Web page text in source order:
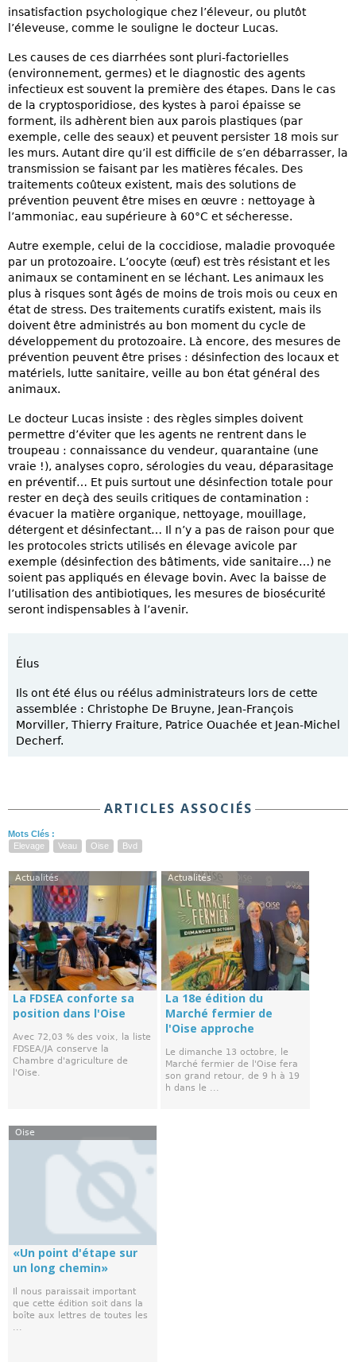
insatisfaction psychologique chez l’éleveur, ou plutôt
l’éleveuse, comme le souligne le docteur Lucas.
Les causes de ces diarrhées sont pluri-factorielles
(environnement, germes) et le diagnostic des agents
infectieux est souvent la première des étapes. Dans le cas
de la cryptosporidiose, des kystes à paroi épaisse se
forment, ils adhèrent bien aux parois plastiques (par
exemple, celle des seaux) et peuvent persister 18 mois sur
les murs. Autant dire qu’il est difficile de s’en débarrasser, la
transmission se faisant par les matières fécales. Des
traitements coûteux existent, mais des solutions de
prévention peuvent être mises en œuvre : nettoyage à
l’ammoniac, eau supérieure à 60°C et sécheresse.
Autre exemple, celui de la coccidiose, maladie provoquée
par un protozoaire. L’oocyte (œuf) est très résistant et les
animaux se contaminent en se léchant. Les animaux les
plus à risques sont âgés de moins de trois mois ou ceux en
état de stress. Des traitements curatifs existent, mais ils
doivent être administrés au bon moment du cycle de
développement du protozoaire. Là encore, des mesures de
prévention peuvent être prises : désinfection des locaux et
matériels, lutte sanitaire, veille au bon état général des
animaux.
Le docteur Lucas insiste : des règles simples doivent
permettre d’éviter que les agents ne rentrent dans le
troupeau : connaissance du vendeur, quarantaine (une
vraie !), analyses copro, sérologies du veau, déparasitage
en préventif… Et puis surtout une désinfection totale pour
rester en deçà des seuils critiques de contamination :
évacuer la matière organique, nettoyage, mouillage,
détergent et désinfectant… Il n’y a pas de raison pour que
les protocoles stricts utilisés en élevage avicole par
exemple (désinfection des bâtiments, vide sanitaire…) ne
soient pas appliqués en élevage bovin. Avec la baisse de
l’utilisation des antibiotiques, les mesures de biosécurité
seront indispensables à l’avenir.
Élus
Ils ont été élus ou réélus administrateurs lors de cette
assemblée : Christophe De Bruyne, Jean-François
Morviller, Thierry Fraiture, Patrice Ouachée et Jean-Michel
Decherf.
ARTICLES ASSOCIÉS
Mots Clés :
Elevage
Veau Oise Bvd
Actualités
La FDSEA conforte sa
position dans l'Oise
Avec 72,03 % des voix, la liste
FDSEA/JA conserve la
Chambre d'agriculture de
l'Oise.
Actualités
La 18e édition du
Marché fermier de
l'Oise approche
Le dimanche 13 octobre, le
Marché fermier de l'Oise fera
son grand retour, de 9 h à 19
h dans le ...
Oise
«Un point d'étape sur
un long chemin»
Il nous paraissait important
que cette édition soit dans la
boîte aux lettres de toutes les
...